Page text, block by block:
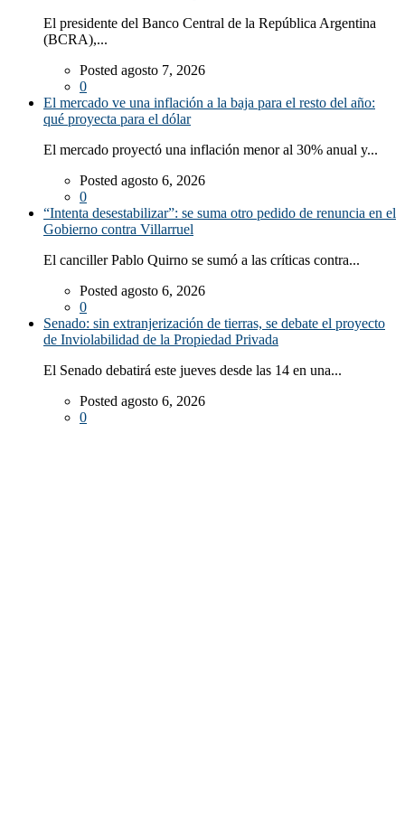
El presidente del Banco Central de la República Argentina
(BCRA),...
Posted agosto 7, 2026
0
El mercado ve una inflación a la baja para el resto del año:
qué proyecta para el dólar
El mercado proyectó una inflación menor al 30% anual y...
Posted agosto 6, 2026
0
“Intenta desestabilizar”: se suma otro pedido de renuncia en el
Gobierno contra Villarruel
El canciller Pablo Quirno se sumó a las críticas contra...
Posted agosto 6, 2026
0
Senado: sin extranjerización de tierras, se debate el proyecto
de Inviolabilidad de la Propiedad Privada
El Senado debatirá este jueves desde las 14 en una...
Posted agosto 6, 2026
0